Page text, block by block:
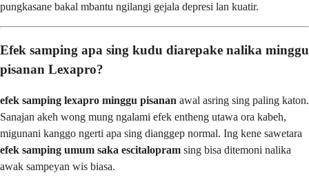
pungkasane bakal mbantu ngilangi gejala depresi lan kuatir.
Efek samping apa sing kudu diarepake nalika minggu
pisanan Lexapro?
efek samping lexapro minggu pisanan awal asring sing paling katon.
Sanajan akeh wong mung ngalami efek entheng utawa ora kabeh,
migunani kanggo ngerti apa sing dianggep normal. Ing kene sawetara
efek samping umum saka escitalopram sing bisa ditemoni nalika
awak sampeyan wis biasa.